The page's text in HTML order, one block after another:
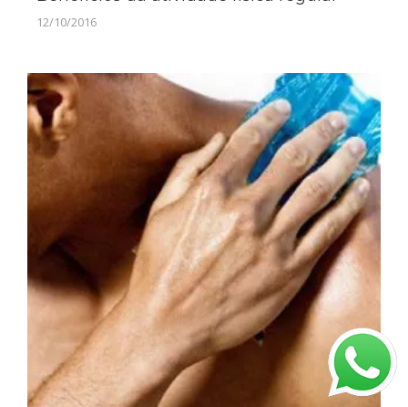
12/10/2016